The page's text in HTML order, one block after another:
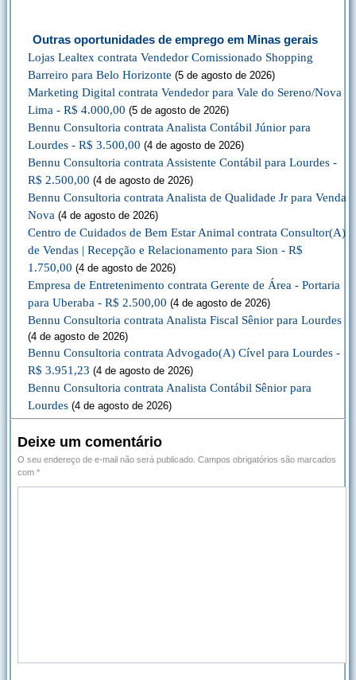
Outras oportunidades de emprego em Minas gerais
Lojas Lealtex contrata Vendedor Comissionado Shopping
Barreiro para Belo Horizonte (5 de agosto de 2026)
Marketing Digital contrata Vendedor para Vale do Sereno/Nova
Lima - R$ 4.000,00 (5 de agosto de 2026)
Bennu Consultoria contrata Analista Contábil Júnior para
Lourdes - R$ 3.500,00 (4 de agosto de 2026)
Bennu Consultoria contrata Assistente Contábil para Lourdes -
R$ 2.500,00 (4 de agosto de 2026)
Bennu Consultoria contrata Analista de Qualidade Jr para Venda
Nova (4 de agosto de 2026)
Centro de Cuidados de Bem Estar Animal contrata Consultor(A)
de Vendas | Recepção e Relacionamento para Sion - R$
1.750,00 (4 de agosto de 2026)
Empresa de Entretenimento contrata Gerente de Área - Portaria
para Uberaba - R$ 2.500,00 (4 de agosto de 2026)
Bennu Consultoria contrata Analista Fiscal Sênior para Lourdes
(4 de agosto de 2026)
Bennu Consultoria contrata Advogado(A) Cível para Lourdes -
R$ 3.951,23 (4 de agosto de 2026)
Bennu Consultoria contrata Analista Contábil Sênior para
Lourdes (4 de agosto de 2026)
Deixe um comentário
O seu endereço de e-mail não será publicado. Campos obrigatórios são marcados
com *